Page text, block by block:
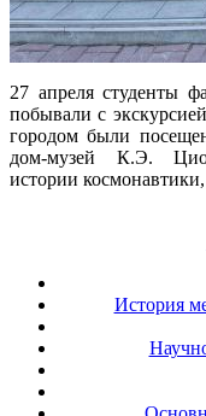
27 апреля студенты
побывали с
городом были
дом-музей К.Э.
истории
История